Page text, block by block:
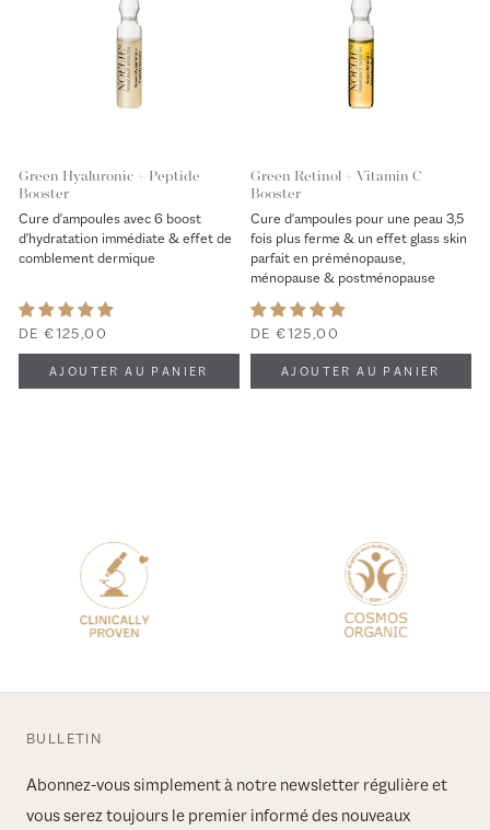
Green Hyaluronic + Peptide
Booster
Cure d'ampoules avec 6 boost
d'hydratation immédiate & effet de
comblement dermique
DE €125,00
Green Retinol + Vitamin C
Booster
Cure d'ampoules pour une peau 3,5
fois plus ferme & un effet glass skin
parfait en préménopause,
ménopause & postménopause
DE €125,00
BULLETIN
Abonnez-vous simplement à notre newsletter régulière et
vous serez toujours le premier informé des nouveaux